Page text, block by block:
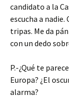
candidato a la
escucha a
tripas. Me da
con un dedo
P.-¿Qué te
Europa? ¿El
alarma?